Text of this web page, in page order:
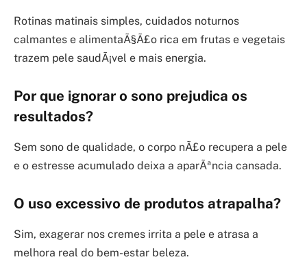
Rotinas matinais simples, cuidados noturnos
calmantes e alimentaÃ§Ã£o rica em frutas e vegetais
trazem pele saudÃ¡vel e mais energia.
Por que ignorar o sono prejudica os
resultados?
Sem sono de qualidade, o corpo nÃ£o recupera a pele
e o estresse acumulado deixa a aparÃªncia cansada.
O uso excessivo de produtos atrapalha?
Sim, exagerar nos cremes irrita a pele e atrasa a
melhora real do bem-estar beleza.